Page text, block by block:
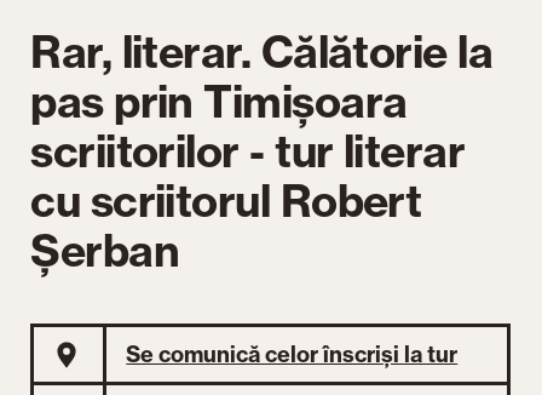
Rar, literar. Călătorie la
pas prin Timișoara
scriitorilor - tur literar
cu scriitorul Robert
Șerban
Se comunică celor înscriși la tur